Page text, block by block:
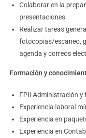
Colaborar en la
presentaciones.
Realizar tareas
fotocopias/escaneo,
agenda y correos
Formación y
FPII Administración y
Experiencia laboral
Experiencia en
Experiencia en